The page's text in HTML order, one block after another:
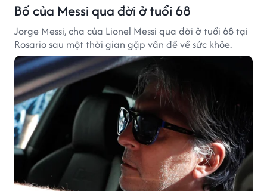
Bố của Messi qua đời ở tuổi 68
Jorge Messi, cha của Lionel Messi qua đời ở tuổi 68 tại
Rosario sau một thời gian gặp vấn đề về sức khỏe.